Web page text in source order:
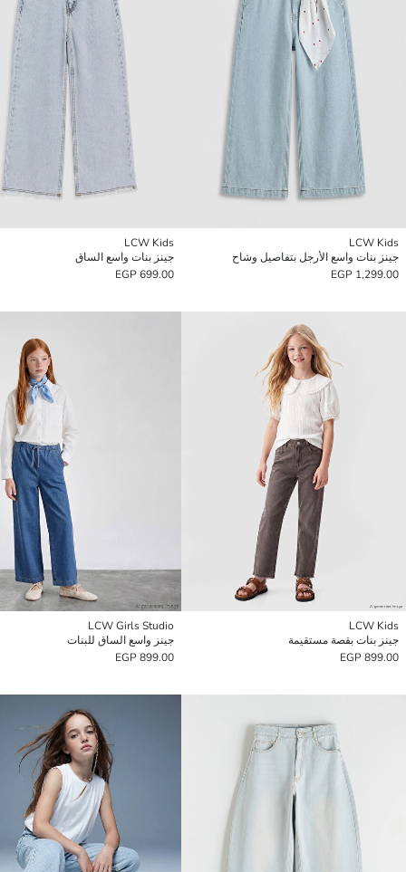
LCW Kids
جينز بنات واسع الأرجل بتفاصيل وشاح
1,299.00 EGP
LCW Kids
جينز بنات واسع الساق
699.00 EGP
LCW Kids
جينز بنات بقصة مستقيمة
899.00 EGP
LCW Girls Studio
جينز واسع الساق للبنات
899.00 EGP